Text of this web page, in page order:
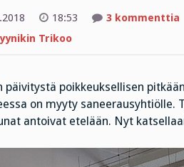
18:53 3 kommenttia
Trikoo
poikkeuksellisen
on myyty
antoivat etelään. Nyt